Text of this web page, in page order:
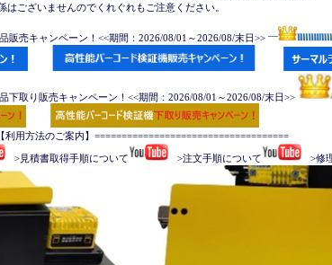
のでくれぐれもご注意ください。
販売キャンペーン！<<期間：2026/08/01～2026/08/末日>>
下取り販売キャンペーン！<<期間：2026/08/01～2026/08/末日>>
利用方法のご案内】====================================
   >見積書取得手順について
   >注文手順について
>